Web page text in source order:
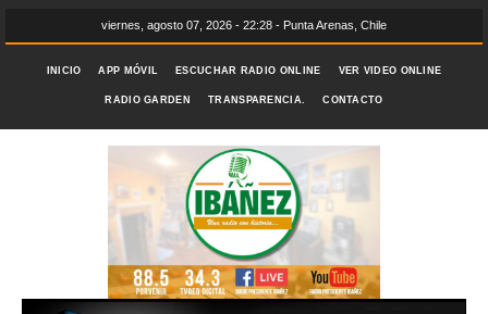
viernes, agosto 07, 2026 - 22:28 - Punta Arenas, Chile
INICIO APP MÓVIL ESCUCHAR RADIO ONLINE VER VIDEO ONLINE
RADIO GARDEN TRANSPARENCIA. CONTACTO